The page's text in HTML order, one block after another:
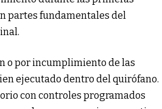
partes fundamentales del
o por incumplimiento de las
ejecutado dentro del quirófano.
con controles programados